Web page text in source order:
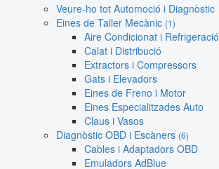
Veure-ho tot Automoció i Diagnòstic
Eines de Taller Mecànic (1)
Aire Condicionat i Refrigeració
Calat i Distribució
Extractors i Compressors
Gats i Elevadors
Eines de Freno i Motor
Eines Especialitzades Auto
Claus i Vasos
Diagnòstic OBD i Escàners (6)
Cables i Adaptadors OBD
Emuladors AdBlue